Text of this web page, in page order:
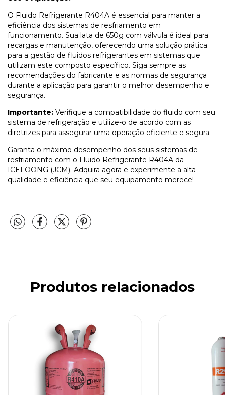
O Fluido Refrigerante R404A é essencial para manter a
eficiência dos sistemas de resfriamento em
funcionamento. Sua lata de 650g com válvula é ideal para
recargas e manutenção, oferecendo uma solução prática
para a gestão de fluidos refrigerantes em sistemas que
utilizam este composto específico. Siga sempre as
recomendações do fabricante e as normas de segurança
durante a aplicação para garantir o melhor desempenho e
segurança.
Importante: Verifique a compatibilidade do fluido com seu
sistema de refrigeração e utilize-o de acordo com as
diretrizes para assegurar uma operação eficiente e segura.
Garanta o máximo desempenho dos seus sistemas de
resfriamento com o Fluido Refrigerante R404A da
ICELOONG (JCM). Adquira agora e experimente a alta
qualidade e eficiência que seu equipamento merece!
Produtos relacionados